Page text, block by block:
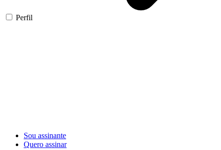
Perfil
Sou assinante
Quero assinar